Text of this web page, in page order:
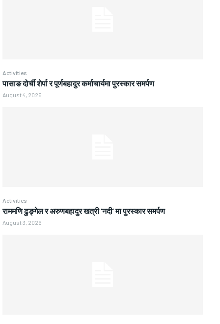
Activities
पासाङ दोर्ची शेर्पा र पूर्णबहादुर कर्माचार्यमा पुरस्कार समर्पण
August 4, 2026
Activities
राममणि ढुङ्गेल र अरुणबहादुर खत्री ‘नदी’ मा पुरस्कार समर्पण
August 3, 2026